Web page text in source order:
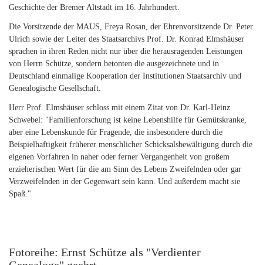
Geschichte der Bremer Altstadt im 16. Jahrhundert.
Die Vorsitzende der MAUS, Freya Rosan, der Ehrenvorsitzende Dr. Peter
Ulrich sowie der Leiter des Staatsarchivs Prof. Dr. Konrad Elmshäuser
sprachen in ihren Reden nicht nur über die herausragenden Leistungen
von Herrn Schütze, sondern betonten die ausgezeichnete und in
Deutschland einmalige Kooperation der Institutionen Staatsarchiv und
Genealogische Gesellschaft.
Herr Prof. Elmshäuser schloss mit einem Zitat von Dr. Karl-Heinz
Schwebel: "Familienforschung ist keine Lebenshilfe für Gemütskranke,
aber eine Lebenskunde für Fragende, die insbesondere durch die
Beispielhaftigkeit früherer menschlicher Schicksalsbewältigung durch die
eigenen Vorfahren in naher oder ferner Vergangenheit von großem
erzieherischen Wert für die am Sinn des Lebens Zweifelnden oder gar
Verzweifelnden in der Gegenwart sein kann. Und außerdem macht sie
Spaß."
Fotoreihe: Ernst Schütze als "Verdienter